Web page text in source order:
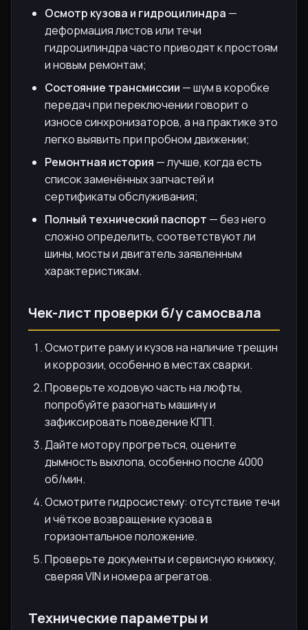
Осмотр кузова и гидроцилиндра —
деформация листов или течи
гидроцилиндра часто приводят к простоям
и новым ремонтам;
Состояние трансмиссии — шум в коробке
передач при переключении говорит о
износе синхронизаторов, а на практике это
легко выявить при пробном движении;
Ремонтная история — лучше, когда есть
список заменённых запчастей и
сертификаты обслуживания;
Полный технический паспорт — без него
сложно определить, соответствуют ли
шины, мосты и двигатель заявленным
характеристикам.
Чек-лист проверки б/у самосвала
Осмотрите раму и кузов на наличие трещин
и коррозии, особенно в местах сварки.
Проверьте ходовую часть на люфты,
попробуйте разогнать машину и
зафиксировать поведение КПП.
Дайте мотору прогреться, оцените
дымность выхлопа, особенно после 4000
об/мин.
Осмотрите гидросистему: отсутствие течи
и чёткое возвращение кузова в
горизонтальное положение.
Проверьте документы и сервисную книжку,
сверяя VIN и номера агрегатов.
Технические параметры и